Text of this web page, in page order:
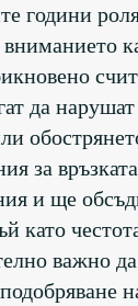
години
да
за
и ще
като
важно